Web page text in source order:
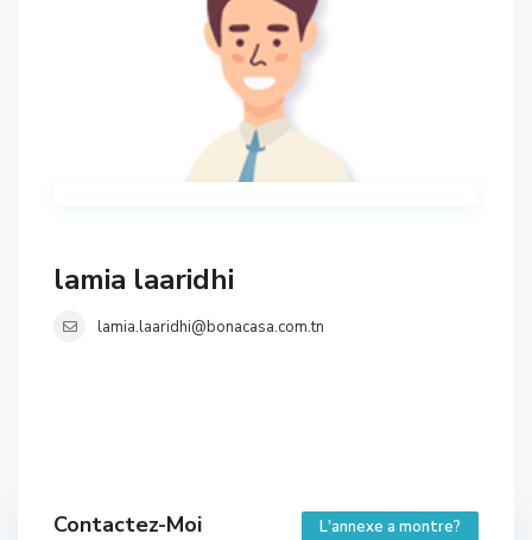
lamia laaridhi
lamia.laaridhi@bonacasa.com.tn
Contactez-Moi L'annexe a montre?